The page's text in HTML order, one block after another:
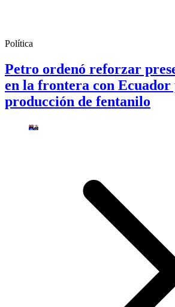
Política
Petro ordenó reforzar
en la frontera con
producción de fentanilo